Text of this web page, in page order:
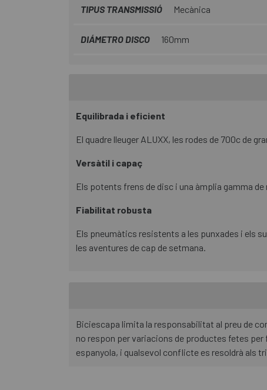
TIPUS TRANSMISSIÓ Mecànica
DIÁMETRO DISCO 160mm
Equilibrada i eficient
El quadre lleuger ALUXX, les rodes de 700c de
Versàtil i capaç
Els potents frens de disc i una àmplia gamma
Fiabilitat robusta
Els pneumàtics resistents a les punxades i els
les aventures de cap de setmana.
Biciescapa limita la responsabilitat al preu de
no respon per variacions de productes fetes per
espanyola, i qualsevol conflicte es resoldrà als